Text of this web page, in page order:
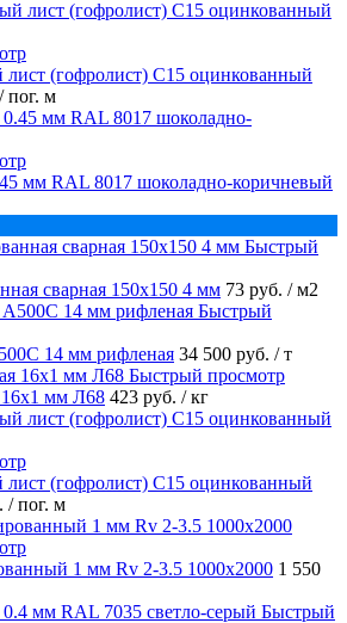
(гофролист) С15 оцинкованный
/ пог. м
мм RAL 8017 шоколадно-коричневый
Быстрый
сварная 150х150 4 мм 73 руб. / м2
Быстрый
14 мм рифленая 34 500 руб. / т
Быстрый просмотр
16х1 мм Л68 423 руб. / кг
(гофролист) С15 оцинкованный
/ пог. м
1 мм Rv 2-3.5 1000х2000 1 550
Быстрый